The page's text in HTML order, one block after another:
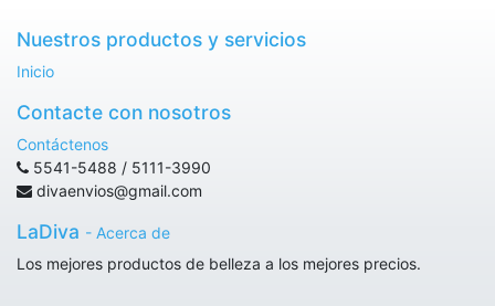
Nuestros productos y servicios
Inicio
Contacte con nosotros
Contáctenos
5541-5488 / 5111-3990
divaenvios@gmail.com
LaDiva - Acerca de
Los mejores productos de belleza a los mejores precios.